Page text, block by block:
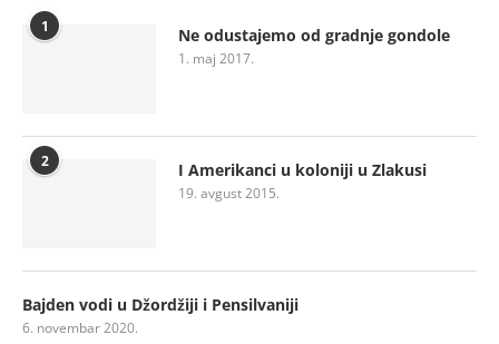
1 Ne odustajemo od gradnje gondole
1. maj 2017.
2 I Amerikanci u koloniji u Zlakusi
19. avgust 2015.
Bajden vodi u Džordžiji i Pensilvaniji
6. novembar 2020.